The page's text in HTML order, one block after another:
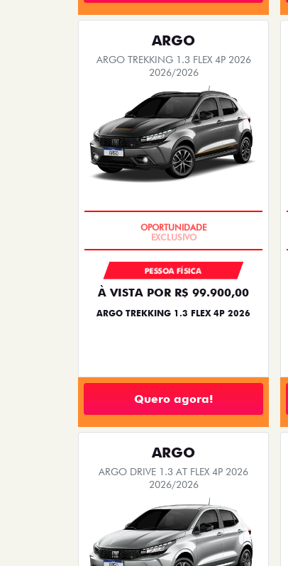
ARGO
ARGO TREKKING 1.3 FLEX 4P 2026
2026/2026
PESSOA FÍSICA
À VISTA POR R$ 99.900,00
ARGO TREKKING 1.3 FLEX 4P 2026
Quero agora!
ARGO
ARGO DRIVE 1.3 AT FLEX 4P 2026
2026/2026